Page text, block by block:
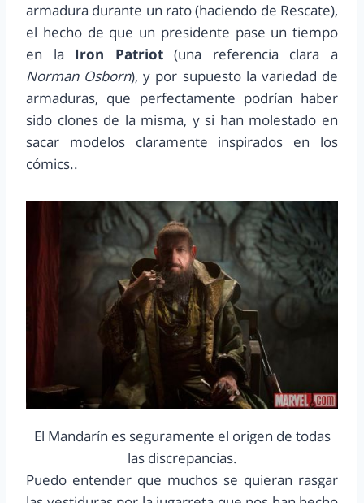
armadura durante un rato (haciendo de Rescate),
el hecho de que un presidente pase un tiempo
en la Iron Patriot(una referencia clara a
Norman Osborn), y por supuesto la variedad de
armaduras, que perfectamente podrían haber
sido clones de la misma, y si han molestado en
sacar modelos claramente inspirados en los
cómics..
El Mandarín es seguramente el origen de todas
las discrepancias.
Puedo entender que muchos se quieran rasgar